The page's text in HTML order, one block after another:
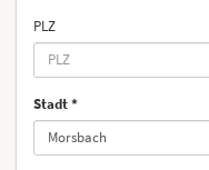
PLZ
Stadt